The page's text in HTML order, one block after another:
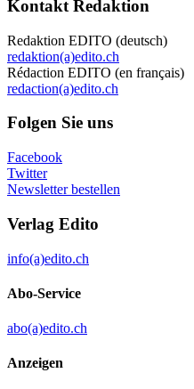
Kontakt Redaktion
Redaktion EDITO (deutsch)
redaktion(a)edito.ch
Rédaction EDITO (en français)
redaction(a)edito.ch
Folgen Sie uns
Facebook
Twitter
Newsletter bestellen
Verlag Edito
info(a)edito.ch
Abo-Service
abo(a)edito.ch
Anzeigen